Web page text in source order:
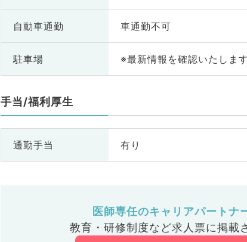
自動車通勤 車通勤不可
駐車場 ※最新情報を確認いたしま
手当/福利厚生
通勤手当 有り
医師専任のキャリアパートナ
教育・研修制度など求人票に掲載